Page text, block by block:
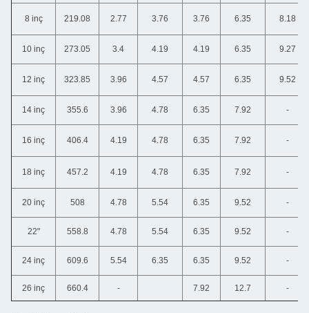
8 inç 219.08 2.77 3.76 3.76 6.35 8.18
10 inç 273.05 3.4 4.19 4.19 6.35 9.27
12 inç 323.85 3.96 4.57 4.57 6.35 9.52
14 inç 355.6 3.96 4.78 6.35 7.92 -
16 inç 406.4 4.19 4.78 6.35 7.92 -
18 inç 457.2 4.19 4.78 6.35 7.92 -
20 inç 508 4.78 5.54 6.35 9.52 -
22" 558.8 4.78 5.54 6.35 9.52 -
24 inç 609.6 5.54 6.35 6.35 9.52 -
26 inç 660.4 - 7.92 12.7 -